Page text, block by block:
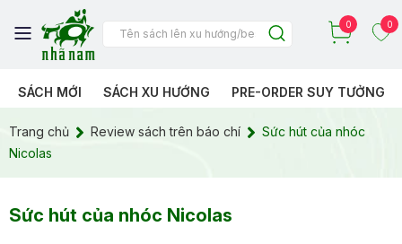
0 0
SÁCH MỚI SÁCH XU HƯỚNG PRE-ORDER SUY TƯỞNG
Trang chủ Review sách trên báo chí
Sức hút của nhóc
Nicolas
Sức hút của nhóc Nicolas